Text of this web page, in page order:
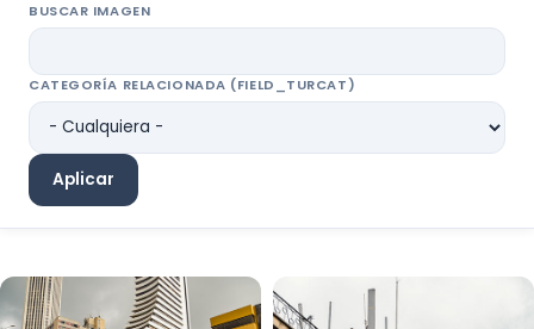
BUSCAR IMAGEN
CATEGORÍA RELACIONADA (FIELD_TURCAT)